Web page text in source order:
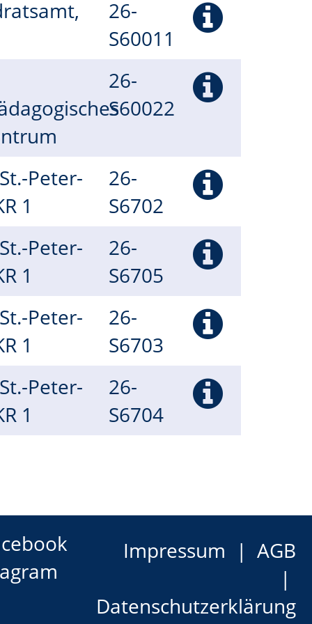
26-
S60011
26-
S60022
Peter-
1
26-
S6702
Peter-
1
26-
S6705
Peter-
1
26-
S6703
Peter-
1
26-
S6704
Impressum AGB
Datenschutzerklärung